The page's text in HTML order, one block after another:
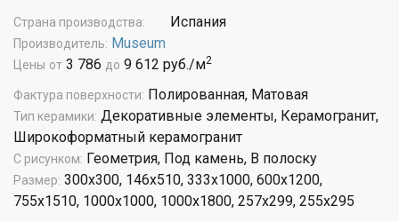
Страна производства: Испания
Производитель: Museum
Цены от 3 786 до 9 612 руб./м2
Фактура поверхности: Полированная, Матовая
Тип керамики: Декоративные элементы, Керамогранит,
Широкоформатный керамогранит
С рисунком: Геометрия, Под камень, В полоску
Размер: 300x300, 146x510, 333x1000, 600x1200,
755x1510, 1000x1000, 1000x1800, 257x299, 255x295